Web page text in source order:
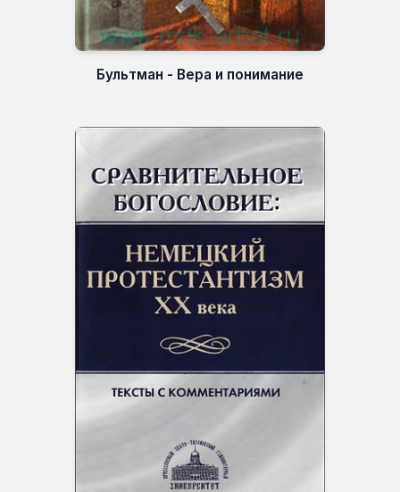
Бультман - Вера и понимание